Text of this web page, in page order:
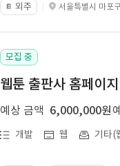
📔 외주 서울특별시 마포
모집 중
웹툰 출판사 홈페이
예상 금액 6,000,000원
개발 웹 기타(